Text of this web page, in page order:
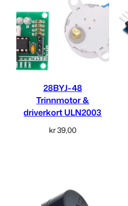
28BYJ-48
Trinnmotor &
driverkort ULN2003
kr39,00